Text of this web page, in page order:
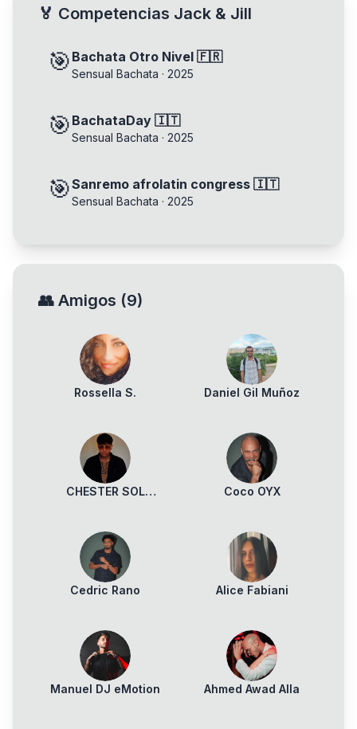
🏅 Competencias Jack & Jill
🎯 Bachata Otro Nivel 🇫🇷
Sensual Bachata · 2025
🎯 BachataDay 🇮🇹
Sensual Bachata · 2025
🎯Sanremo afrolatin congress 🇮🇹
Sensual Bachata · 2025
👥 Amigos (9)
Rossella S. Daniel Gil Muñoz
CHESTER SOL
Coco OYX
Cedric Rano Alice Fabiani
Manuel DJ eMotion Ahmed Awad Alla